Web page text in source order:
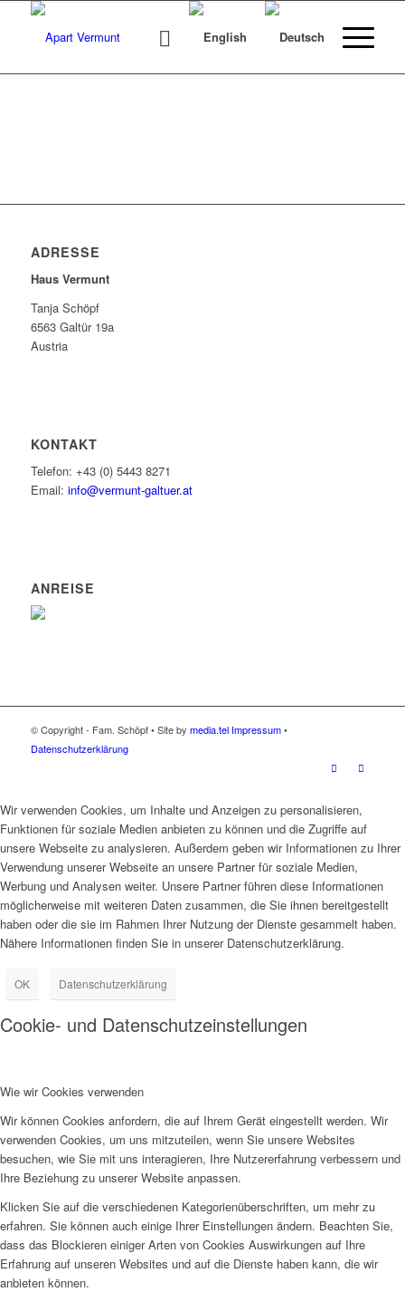
ADRESSE
Haus Vermunt
Tanja Schöpf
6563 Galtür 19a
Austria
KONTAKT
Telefon: +43 (0) 5443 8271
Email: info@vermunt-galtuer.at
ANREISE
© Copyright - Fam. Schöpf • Site by media.tel Impressum•
Datenschutzerklärung
Wir verwenden Cookies, um Inhalte und Anzeigen zu personalisieren,
Funktionen für soziale Medien anbieten zu können und die Zugriffe auf
unsere Webseite zu analysieren. Außerdem geben wir Informationen zu Ihrer
Verwendung unserer Webseite an unsere Partner für soziale Medien,
Werbung und Analysen weiter. Unsere Partner führen diese Informationen
möglicherweise mit weiteren Daten zusammen, die Sie ihnen bereitgestellt
haben oder die sie im Rahmen Ihrer Nutzung der Dienste gesammelt haben.
Nähere Informationen finden Sie in unserer Datenschutzerklärung.
OK Datenschutzerklärung
Cookie- und Datenschutzeinstellungen
Wie wir Cookies verwenden
Wir können Cookies anfordern, die auf Ihrem Gerät eingestellt werden. Wir
verwenden Cookies, um uns mitzuteilen, wenn Sie unsere Websites
besuchen, wie Sie mit uns interagieren, Ihre Nutzererfahrung verbessern und
Ihre Beziehung zu unserer Website anpassen.
Klicken Sie auf die verschiedenen Kategorienüberschriften, um mehr zu
erfahren. Sie können auch einige Ihrer Einstellungen ändern. Beachten Sie,
dass das Blockieren einiger Arten von Cookies Auswirkungen auf Ihre
Erfahrung auf unseren Websites und auf die Dienste haben kann, die wir
anbieten können.